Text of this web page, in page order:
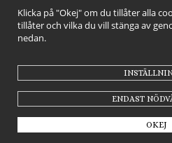
Klicka på "Okej" om du tillåter alla
tillåter och vilka du vill stänga av
nedan.
ENDAST
OKEJ